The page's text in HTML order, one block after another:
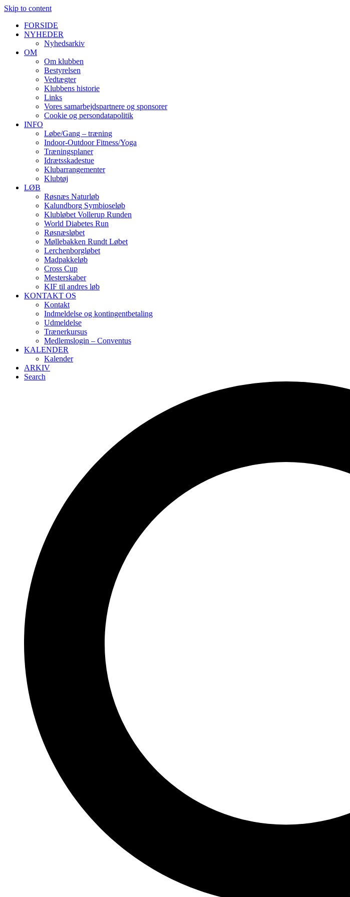
Skip to content
FORSIDE
NYHEDER
Nyhedsarkiv
OM
Om klubben
Bestyrelsen
Vedtægter
Klubbens historie
Links
Vores samarbejdspartnere og sponsorer
Cookie og persondatapolitik
INFO
Løbe/Gang – træning
Indoor-Outdoor Fitness/Yoga
Træningsplaner
Idrætsskadestue
Klubarrangementer
Klubtøj
LØB
Røsnæs Naturløb
Kalundborg Symbioseløb
Klubløbet Vollerup Runden
World Diabetes Run
Røsnæsløbet
Møllebakken Rundt Løbet
Lerchenborgløbet
Madpakkeløb
Cross Cup
Mesterskaber
KIF til andres løb
KONTAKT OS
Kontakt
Indmeldelse og kontingentbetaling
Udmeldelse
Trænerkursus
Medlemslogin – Conventus
KALENDER
Kalender
ARKIV
Search